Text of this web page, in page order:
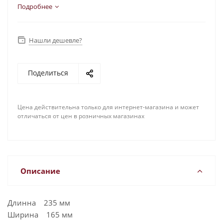
Подробнее
Нашли дешевле?
Поделиться
Цена действительна только для интернет-магазина и может
отличаться от цен в розничных магазинах
Описание
Длинна 235 мм
Ширина 165 мм